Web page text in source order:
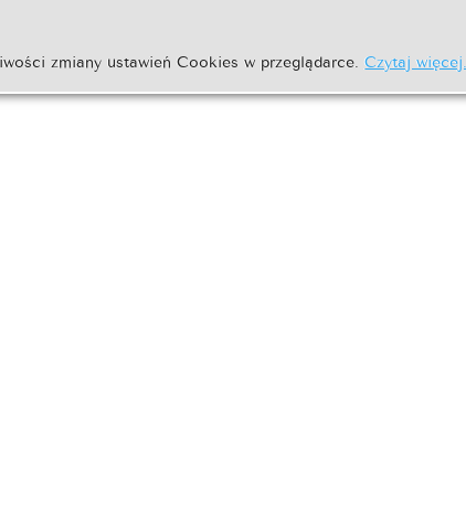
zmiany ustawień Cookies w przeglądarce.Czytaj więcej...